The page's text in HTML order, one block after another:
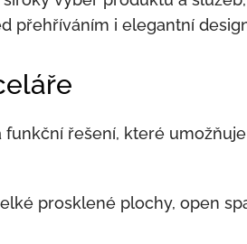
přehříváním i elegantní
funkční řešení, které
prosklené plochy, open